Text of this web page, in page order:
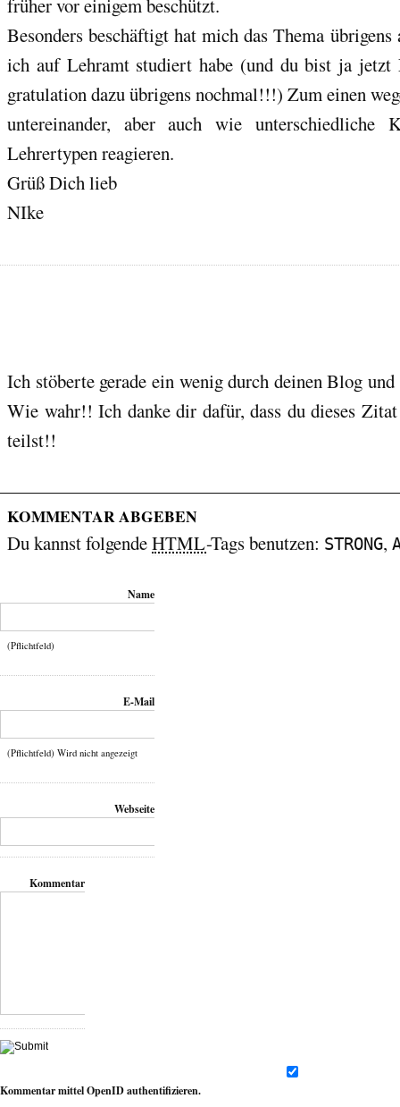
früher vor einigem beschützt.
Besonders beschäftigt hat mich das Thema
ich auf Lehramt studiert habe (und du bist ja jetzt
gratulation dazu übrigens nochmal!!!) Zum einen
untereinander, aber auch wie unterschiedliche
Lehrertypen reagieren.
Grüß Dich lieb
NIke
Ich stöberte gerade ein wenig durch deinen Blog
Wie wahr!! Ich danke dir dafür, dass du dieses
teilst!!
KOMMENTAR ABGEBEN
Du kannst folgendeHTML-Tags benutzen: STRONG,
Name
(Pflichtfeld)
E-Mail
(Pflichtfeld) Wird nicht angezeigt
Webseite
Kommentar
Kommentar mittelOpenIDauthentifizieren.